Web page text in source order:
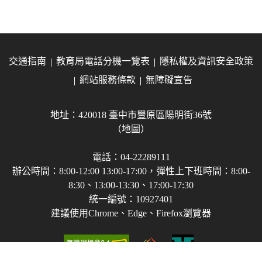
交通指南 教育局電話分機一覽表
隱私權及資訊安全政策
網站服務條款
無障礙宣告
地址：420018 臺中市豐原區陽明街36號
（地圖）
電話：04-22289111
辦公時間：8:00-12:00 13:00-17:00，彈性上下班時間：8:00-
8:30、13:00-13:30、17:00-17:30
統一編號：10927401
建議使用Chrome、Edge、Firefox瀏覽器